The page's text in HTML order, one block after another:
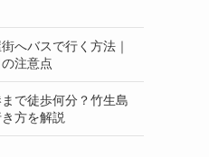
へバスで行く方法｜
注意点
で徒歩何分？竹生島
方を解説